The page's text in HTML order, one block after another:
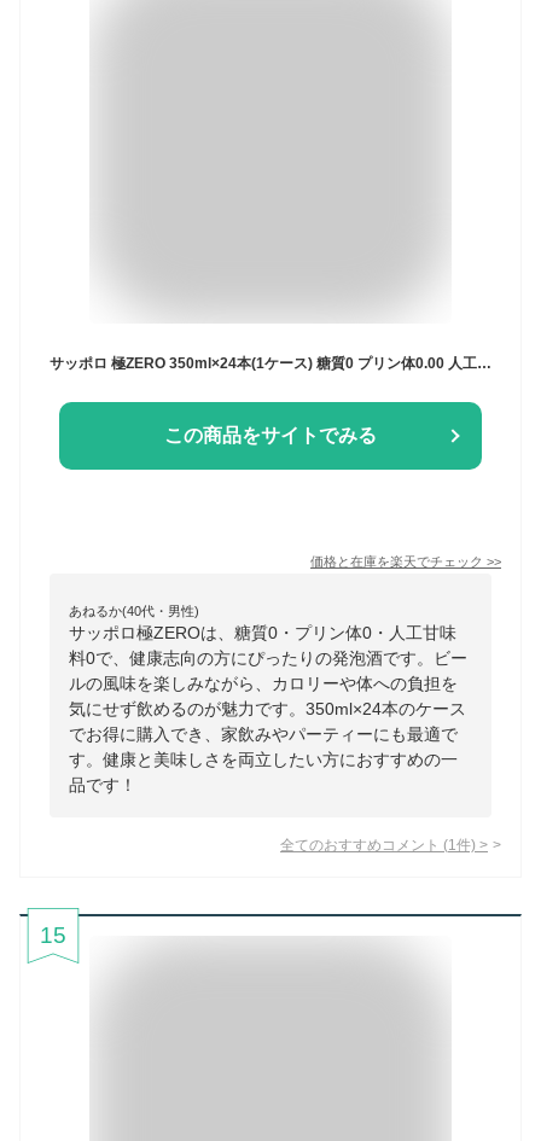
サッポロ 極ZERO 350ml×24本(1ケース) 糖質0 プリン体0.00 人工甘味料0 ビール 発泡酒【送料無料※一部地域は除く】
この商品をサイトでみる
価格と在庫を楽天でチェック >>
あねるか(40代・男性)
サッポロ極ZEROは、糖質0・プリン体0・人工甘味
料0で、健康志向の方にぴったりの発泡酒です。ビー
ルの風味を楽しみながら、カロリーや体への負担を
気にせず飲めるのが魅力です。350ml×24本のケース
でお得に購入でき、家飲みやパーティーにも最適で
す。健康と美味しさを両立したい方におすすめの一
品です！
全てのおすすめコメント (1 件) >
15